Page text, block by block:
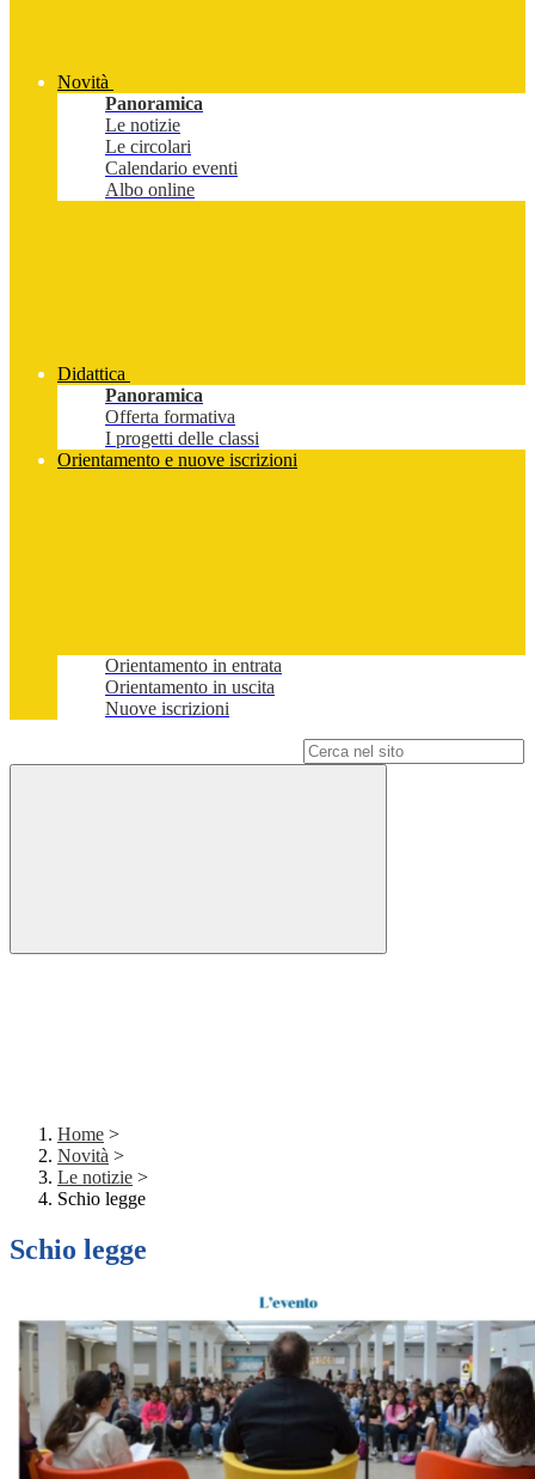
Novità
Panoramica
Le notizie
Le circolari
Calendario eventi
Albo online
Didattica
Panoramica
Offerta formativa
I progetti delle classi
Orientamento e nuove iscrizioni
Orientamento in entrata
Orientamento in uscita
Nuove iscrizioni
Home >
Novità >
Le notizie >
Schio legge
Schio legge